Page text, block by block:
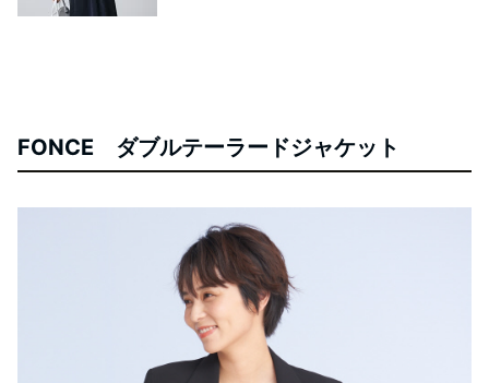
FONCE ダブルテーラードジャケット